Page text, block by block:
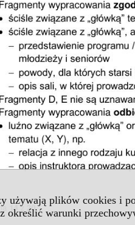
używają plików cookies i
określić warunki